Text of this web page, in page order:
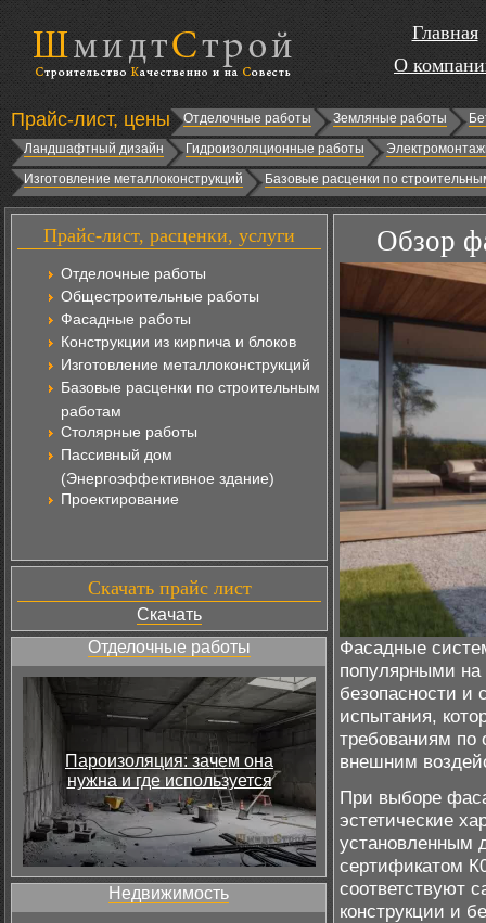
Главная
О
Прайс-лист, цены Отделочные работы Земляные работы
Ландшафтный дизайн
Гидроизоляционные работы
Изготовление металлоконструкций
Базовые расценки по
Прайс-лист, расценки, услуги
Отделочные работы
Общестроительные работы
Фасадные работы
Конструкции из кирпича и блоков
Изготовление металлоконструкций
Базовые расценки по строительным
работам
Столярные работы
Пассивный дом
(Энергоэффективное здание)
Проектирование
Скачать прайс лист
Скачать
Отделочные работы
Пароизоляция: зачем она
нужна и где используется
Недвижимость
Обзор
Фасадные
популярными на
безопасности и
испытания,
требованиям по
внешним
При выборе
эстетические
установленным
сертификатом
соответствуют
конструкции и